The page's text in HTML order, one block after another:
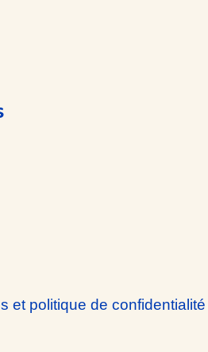
et politique de confidentialité